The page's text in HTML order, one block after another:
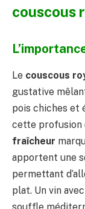
couscous
Le couscous
gustative
pois chiches et
cette profusion
fraîcheur
apportent une
permettant
plat. Un vin